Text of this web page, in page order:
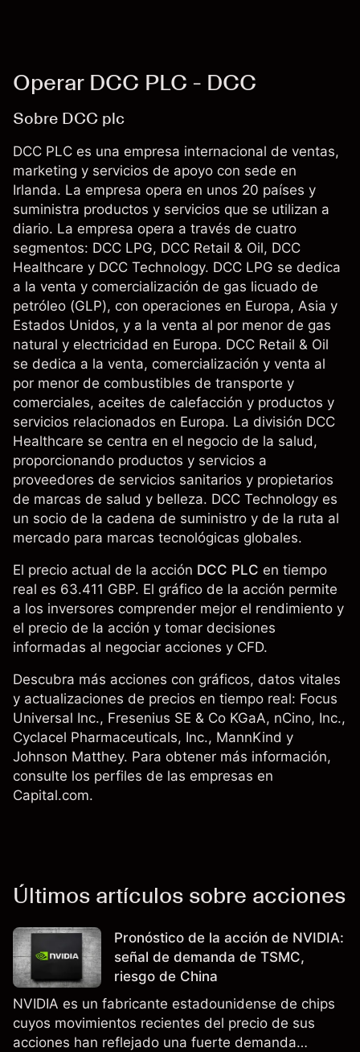
Operar DCC PLC - DCC
Sobre DCC plc
DCC PLC es una empresa internacional de ventas,
marketing y servicios de apoyo con sede en
Irlanda. La empresa opera en unos 20 países y
suministra productos y servicios que se utilizan a
diario. La empresa opera a través de cuatro
segmentos: DCC LPG, DCC Retail & Oil, DCC
Healthcare y DCC Technology. DCC LPG se dedica
a la venta y comercialización de gas licuado de
petróleo (GLP), con operaciones en Europa, Asia y
Estados Unidos, y a la venta al por menor de gas
natural y electricidad en Europa. DCC Retail & Oil
se dedica a la venta, comercialización y venta al
por menor de combustibles de transporte y
comerciales, aceites de calefacción y productos y
servicios relacionados en Europa. La división DCC
Healthcare se centra en el negocio de la salud,
proporcionando productos y servicios a
proveedores de servicios sanitarios y propietarios
de marcas de salud y belleza. DCC Technology es
un socio de la cadena de suministro y de la ruta al
mercado para marcas tecnológicas globales.
El precio actual de la acción DCC PLC en tiempo
real es 63.411 GBP. El gráfico de la acción permite
a los inversores comprender mejor el rendimiento y
el precio de la acción y tomar decisiones
informadas al negociar acciones y CFD.
Descubra más acciones con gráficos, datos vitales
y actualizaciones de precios en tiempo real: Focus
Universal Inc., Fresenius SE & Co KGaA, nCino, Inc.,
Cyclacel Pharmaceuticals, Inc., MannKind y
Johnson Matthey. Para obtener más información,
consulte los perfiles de las empresas en
Capital.com.
Últimos artículos sobre acciones
Pronóstico de la acción de NVIDIA:
señal de demanda de TSMC,
riesgo de China
NVIDIA es un fabricante estadounidense de chips
cuyos movimientos recientes del precio de sus
acciones han reflejado una fuerte demanda